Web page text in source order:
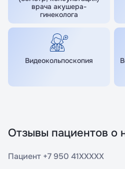
врача акушера-
гинеколога
Видеокольпоскопия
Отзывы пациентов о
Пациент +7 950 41XXXXX